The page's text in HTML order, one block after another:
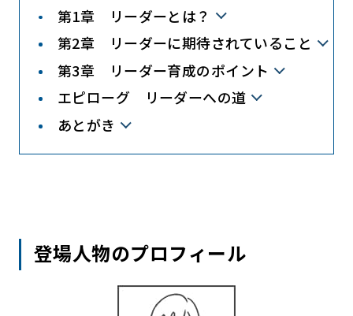
第1章 リーダーとは？
第2章 リーダーに期待されていること
第3章 リーダー育成のポイント
エピローグ リーダーへの道
あとがき
登場人物のプロフィール